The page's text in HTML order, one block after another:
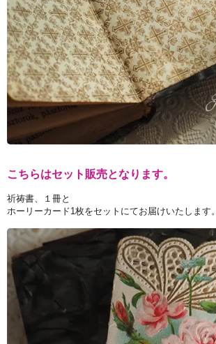
こちらはセット販売となります。
祈祷書、１冊と
ホーリーカード1枚をセットにてお届けいたします。